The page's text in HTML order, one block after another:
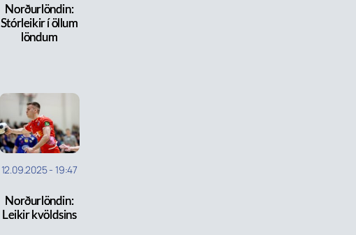
Norðurlöndin:
Stórleikir í öllum
löndum
12.09.2025- 19:47
Norðurlöndin:
Leikir kvöldsins